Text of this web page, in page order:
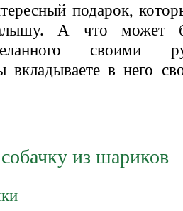
подарок,
А что может
своими
вкладываете в него
из шариков